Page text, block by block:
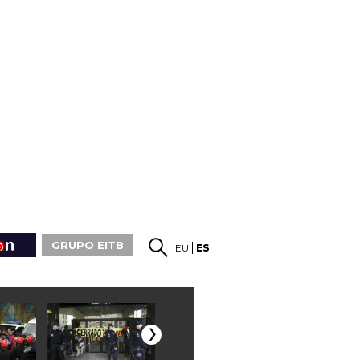
GRUPO EITB EU ES